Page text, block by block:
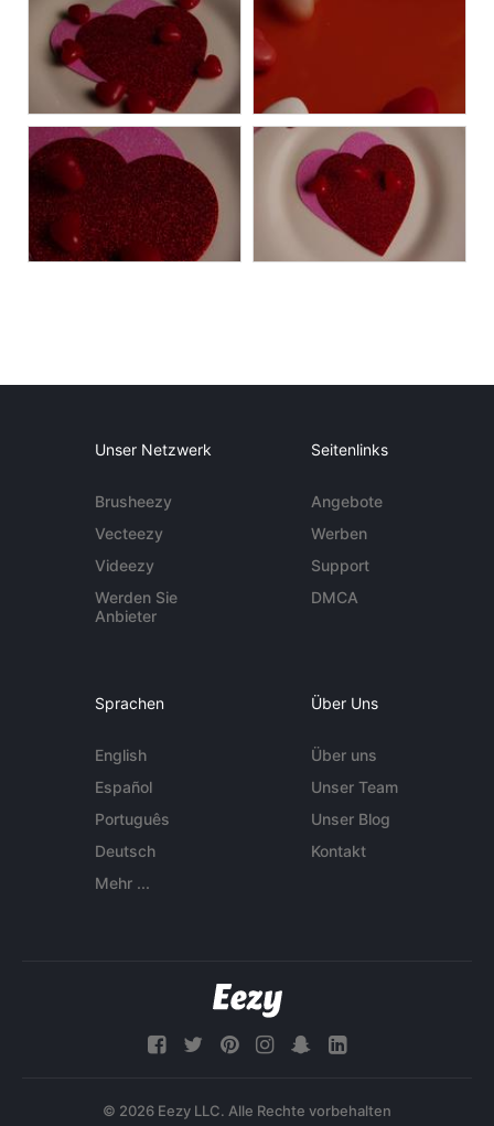
Unser Netzwerk
Brusheezy
Vecteezy
Videezy
Werden Sie
Anbieter
Seitenlinks
Angebote
Werben
Support
DMCA
Sprachen
English
Español
Português
Deutsch
Mehr ...
Über Uns
Über uns
Unser Team
Unser Blog
Kontakt
© 2026 Eezy LLC. Alle Rechte vorbehalten